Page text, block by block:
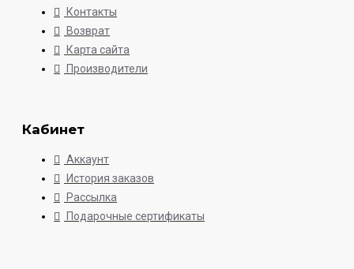
Контакты
Возврат
Карта сайта
Производители
Кабинет
Аккаунт
История заказов
Рассылка
Подарочные сертификаты